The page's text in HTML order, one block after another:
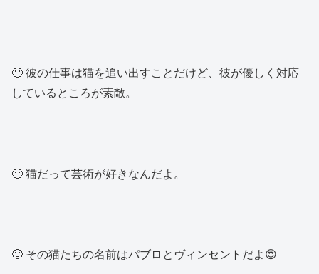
🙂 彼の仕事は猫を追い出すことだけど、彼が優しく対応
しているところが素敵。
🙂 猫だって芸術が好きなんだよ。
🙂 その猫たちの名前はパブロとヴィンセントだよ😍